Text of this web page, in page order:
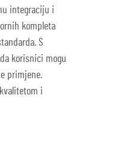
integraciju i
kompleta
S
korisnici mogu
primjene.
i